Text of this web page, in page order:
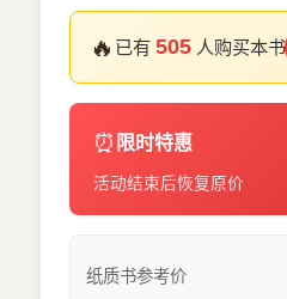
🔥 已有505 人购买本书
⏰ 限时特惠
活动结束后恢复原价
纸质书参考价